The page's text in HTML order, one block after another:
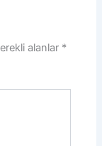
alanlar *